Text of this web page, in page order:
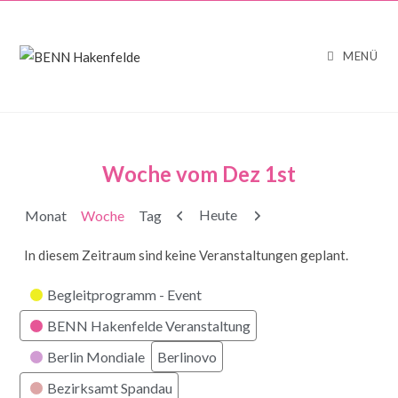
MENÜ
Woche vom Dez 1st
Monat Woche Tag Zurück
Heute Weiter
In diesem Zeitraum sind keine Veranstaltungen geplant.
Kategorien
Begleitprogramm - Event
BENN Hakenfelde Veranstaltung
Berlin Mondiale
Berlinovo
Bezirksamt Spandau